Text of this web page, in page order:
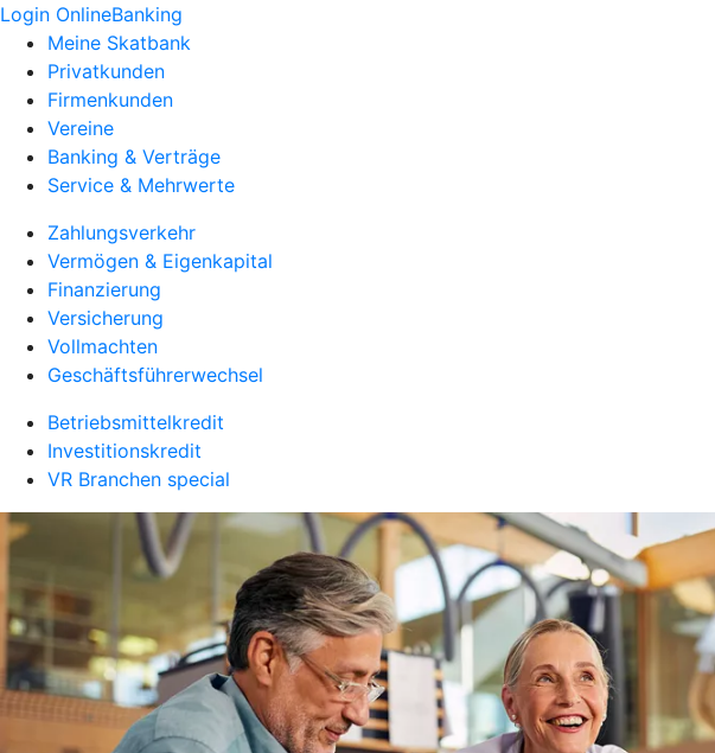
Login OnlineBanking
Meine Skatbank
Privatkunden
Firmenkunden
Vereine
Banking & Verträge
Service & Mehrwerte
Zahlungsverkehr
Vermögen & Eigenkapital
Finanzierung
Versicherung
Vollmachten
Geschäftsführerwechsel
Betriebsmittelkredit
Investitionskredit
VR Branchen special